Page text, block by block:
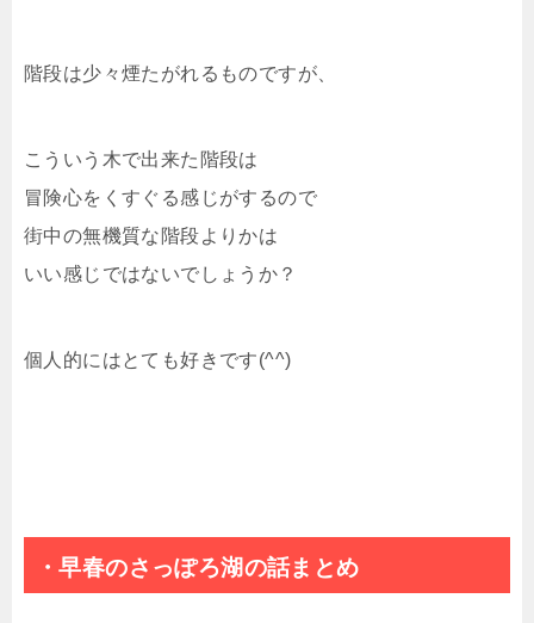
階段は少々煙たがれるものですが、
こういう木で出来た階段は
冒険心をくすぐる感じがするので
街中の無機質な階段よりかは
いい感じではないでしょうか？
個人的にはとても好きです(^^)
・早春のさっぽろ湖の話まとめ